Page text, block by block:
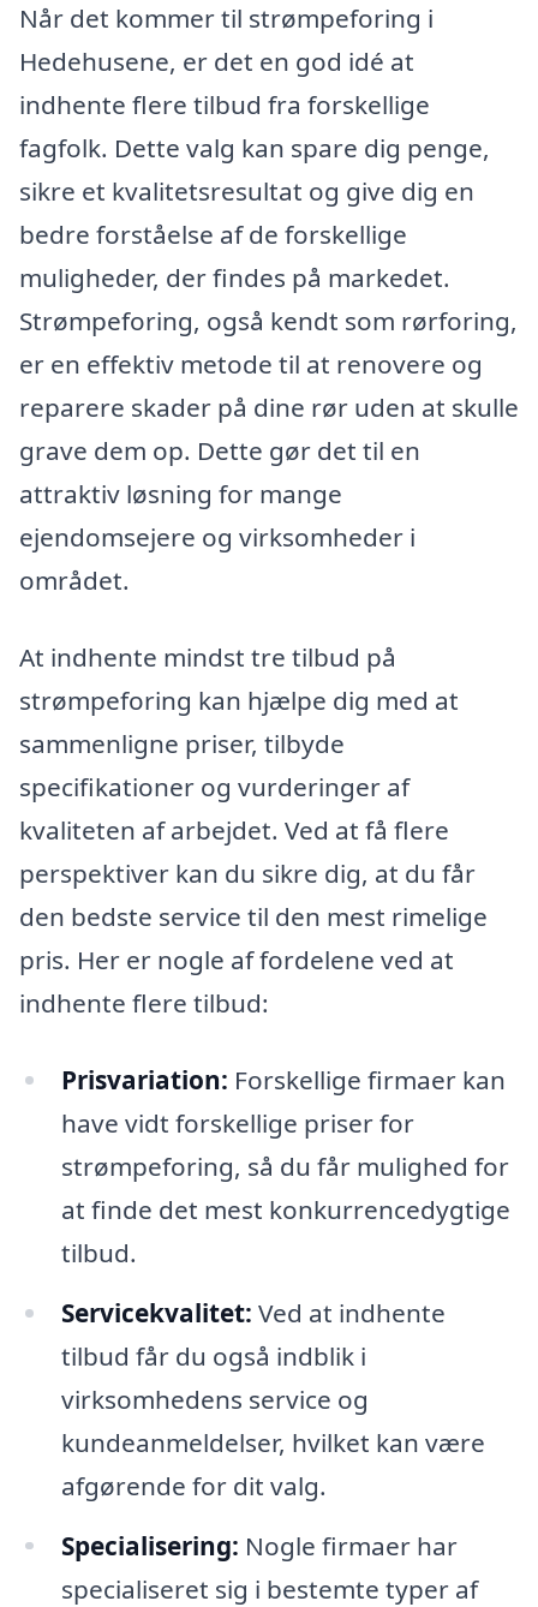
Når det kommer til strømpeforing i
Hedehusene, er det en god idé at
indhente flere tilbud fra forskellige
fagfolk. Dette valg kan spare dig penge,
sikre et kvalitetsresultat og give dig en
bedre forståelse af de forskellige
muligheder, der findes på markedet.
Strømpeforing, også kendt som rørforing,
er en effektiv metode til at renovere og
reparere skader på dine rør uden at skulle
grave dem op. Dette gør det til en
attraktiv løsning for mange
ejendomsejere og virksomheder i
området.
At indhente mindst tre tilbud på
strømpeforing kan hjælpe dig med at
sammenligne priser, tilbyde
specifikationer og vurderinger af
kvaliteten af arbejdet. Ved at få flere
perspektiver kan du sikre dig, at du får
den bedste service til den mest rimelige
pris. Her er nogle af fordelene ved at
indhente flere tilbud:
Prisvariation: Forskellige firmaer kan
have vidt forskellige priser for
strømpeforing, så du får mulighed for
at finde det mest konkurrencedygtige
tilbud.
Servicekvalitet: Ved at indhente
tilbud får du også indblik i
virksomhedens service og
kundeanmeldelser, hvilket kan være
afgørende for dit valg.
Specialisering: Nogle firmaer har
specialiseret sig i bestemte typer af